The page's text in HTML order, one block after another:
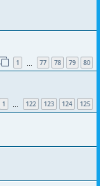
1 77 78 79 80
1 122 123 124 125